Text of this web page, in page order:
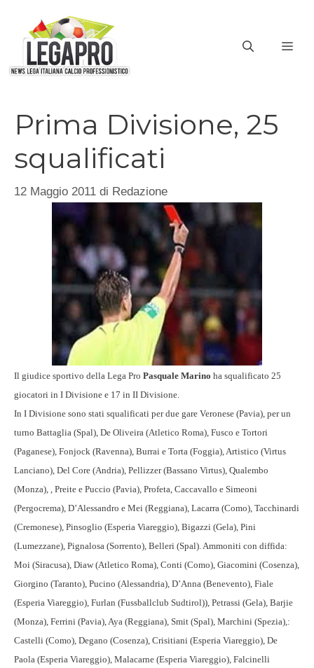
contenuto
Prima Divisione, 25
squalificati
12 Maggio 2011 di Redazione
Il giudice sportivo della Lega Pro Pasquale Marino ha squalificato 25
giocatori in I Divisione e 17 in II Divisione.
In I Divisione sono stati squalificati per due gare Veronese (Pavia), per un
turno Battaglia (Spal), De Oliveira (Atletico Roma), Fusco e Tortori
(Paganese), Fonjock (Ravenna), Burrai e Torta (Foggia), Artistico (Virtus
Lanciano), Del Core (Andria), Pellizzer (Bassano Virtus), Qualembo
(Monza), , Preite e Puccio (Pavia), Profeta, Caccavallo e Simeoni
(Pergocrema), D’Alessandro e Mei (Reggiana), Lacarra (Como), Tacchinardi
(Cremonese), Pinsoglio (Esperia Viareggio), Bigazzi (Gela), Pini
(Lumezzane), Pignalosa (Sorrento), Belleri (Spal). Ammoniti con diffida:
Moi (Siracusa), Diaw (Atletico Roma), Conti (Como), Giacomini (Cosenza),
Giorgino (Taranto), Pucino (Alessandria), D’Anna (Benevento), Fiale
(Esperia Viareggio), Furlan (Fussballclub Sudtirol)), Petrassi (Gela), Barjie
(Monza), Ferrini (Pavia), Aya (Reggiana), Smit (Spal), Marchini (Spezia),:
Castelli (Como), Degano (Cosenza), Crisitiani (Esperia Viareggio), De
Paola (Esperia Viareggio), Malacarne (Esperia Viareggio), Falcinelli